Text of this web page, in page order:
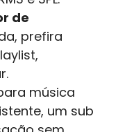
de
prefira
música
um sub